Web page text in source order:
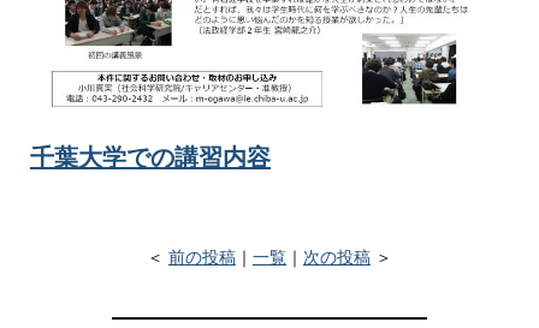
千葉大学での講習内容
＜ 前の投稿 一覧 次の投稿 ＞